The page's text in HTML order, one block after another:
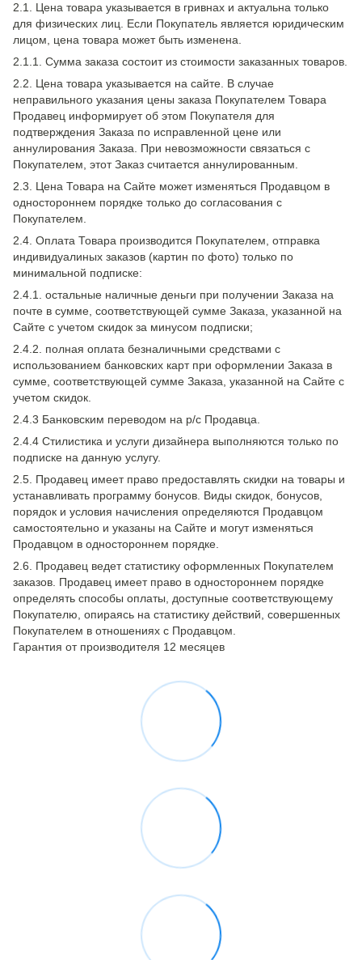
2.1. Цена товара указывается в гривнах и актуальна только
для физических лиц. Если Покупатель является юридическим
лицом, цена товара может быть изменена.
2.1.1. Сумма заказа состоит из стоимости заказанных товаров.
2.2. Цена товара указывается на сайте. В случае
неправильного указания цены заказа Покупателем Товара
Продавец информирует об этом Покупателя для
подтверждения Заказа по исправленной цене или
аннулирования Заказа. При невозможности связаться с
Покупателем, этот Заказ считается аннулированным.
2.3. Цена Товара на Сайте может изменяться Продавцом в
одностороннем порядке только до согласования с
Покупателем.
2.4. Оплата Товара производится Покупателем, отправка
индивидуалиных заказов (картин по фото) только по
минимальной подписке:
2.4.1. остальные наличные деньги при получении Заказа на
почте в сумме, соответствующей сумме Заказа, указанной на
Сайте с учетом скидок за минусом подписки;
2.4.2. полная оплата безналичными средствами с
использованием банковских карт при оформлении Заказа в
сумме, соответствующей сумме Заказа, указанной на Сайте с
учетом скидок.
2.4.3 Банковским переводом на р/с Продавца.
2.4.4 Стилистика и услуги дизайнера выполняются только по
подписке на данную услугу.
2.5. Продавец имеет право предоставлять скидки на товары и
устанавливать программу бонусов. Виды скидок, бонусов,
порядок и условия начисления определяются Продавцом
самостоятельно и указаны на Сайте и могут изменяться
Продавцом в одностороннем порядке.
2.6. Продавец ведет статистику оформленных Покупателем
заказов. Продавец имеет право в одностороннем порядке
определять способы оплаты, доступные соответствующему
Покупателю, опираясь на статистику действий, совершенных
Покупателем в отношениях с Продавцом.
Гарантия от производителя 12 месяцев